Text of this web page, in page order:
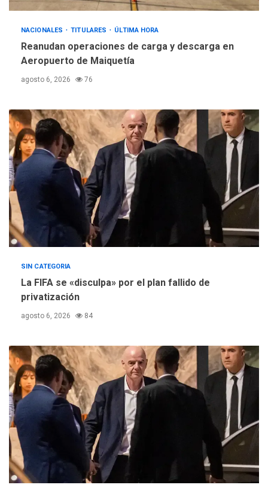
REGIONALES ÚLTIMA HORA
Instituciones estadales se
suman al Plan Agosto de
5
ÚLTIMA HORA
Concejo Municipal de
Mariño respalda a Cámara
de Comercio para reforma
de Ley de Puerto Libre
NACIONALES TITULARES ÚLTIMA HORA
Reanudan operaciones de carga y descarga en
Aeropuerto de Maiquetía
agosto 6, 2026 76
SIN CATEGORIA
La FIFA se «disculpa» por el plan fallido de
privatización
agosto 6, 2026 84